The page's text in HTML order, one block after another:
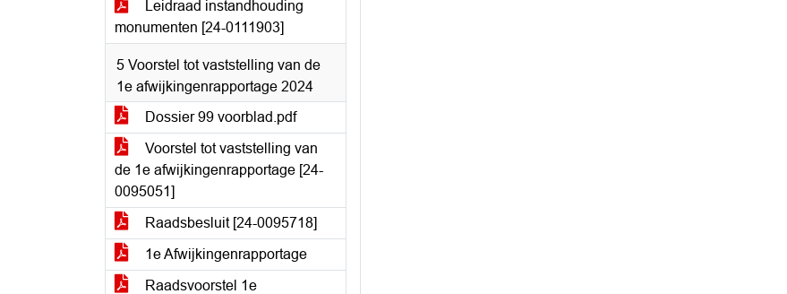
Leidraad instandhouding
monumenten [24-0111903]
5 Voorstel tot vaststelling van de
1e afwijkingenrapportage 2024
Dossier 99 voorblad.pdf
Voorstel tot vaststelling van
de 1e afwijkingenrapportage [24-
0095051]
Raadsbesluit [24-0095718]
1e Afwijkingenrapportage
Raadsvoorstel 1e